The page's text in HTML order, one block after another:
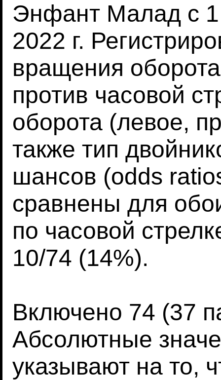
Энфант Малад с 1
2022 г.
вращения
против часовой
оборота (левое,
также тип
шансов (odds
сравнены для
по часовой
10/74 (14%).
Включено 74 (37
Абсолютные
указывают на то,